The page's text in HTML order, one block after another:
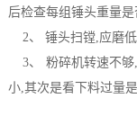
后检查每组锤头重量
2、 锤头扫镗,应磨
3、 粉碎机转速不够
小,其次是看下料过量